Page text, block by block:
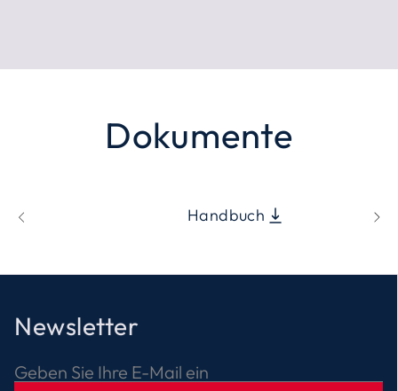
Dokumente
Handbuch
Newsletter
Geben Sie Ihre E-Mail ein